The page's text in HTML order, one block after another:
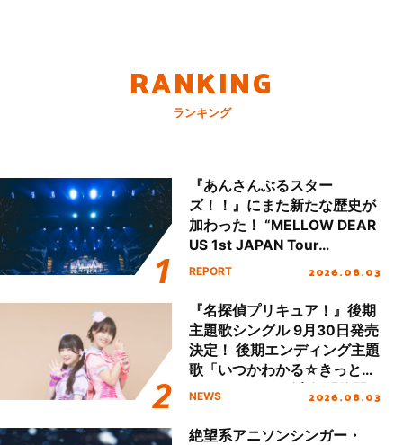
RANKING
ランキング
『あんさんぶるスター
ズ！！』にまた新たな歴史が
加わった！ “MELLOW DEAR
US 1st JAPAN Tour
Final「NICE to meet YOU
ート!!
REPORT 2026.08.03
『名探偵プリキュア！』後期
主題歌シングル 9月30日発売
決定！ 後期エンディング主題
歌「いつかわかる☆きっとあ
える」TVサイズ先行配信開
NEWS 2026.08.03
絶望系アニソンシンガー・